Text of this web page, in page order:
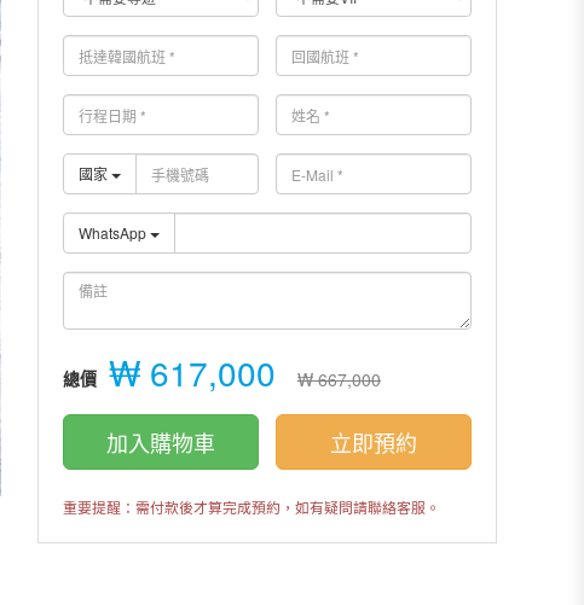
國家
WhatsApp
總價 ₩ 617,000 ₩ 667,000
加入購物車 立即預約
重要提醒：需付款後才算完成預約，如有疑問請聯絡客服。